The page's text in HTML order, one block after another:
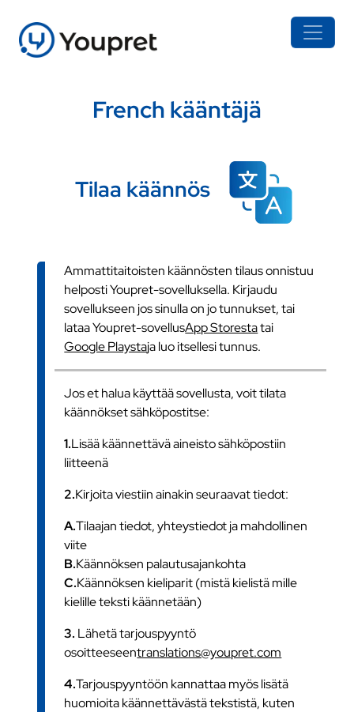
French kääntäjä
Tilaa käännös
Ammattitaitoisten käännösten tilaus onnistuu
helposti Youpret-sovelluksella. Kirjaudu
sovellukseen jos sinulla on jo tunnukset, tai
lataa Youpret-sovellusApp Storestatai
Google Playstaja luo itsellesi tunnus.
Jos et halua käyttää sovellusta, voit tilata
käännökset sähköpostitse:
1.Lisää käännettävä aineisto sähköpostiin
liitteenä
2.Kirjoita viestiin ainakin seuraavat tiedot:
A.Tilaajan tiedot, yhteystiedot ja mahdollinen
viite
B.Käännöksen palautusajankohta
C.Käännöksen kieliparit (mistä kielistä mille
kielille teksti käännetään)
3. Lähetä tarjouspyyntö
osoitteeseentranslations@youpret.com
4.Tarjouspyyntöön kannattaa myös lisätä
huomioita käännettävästä tekstistä, kuten